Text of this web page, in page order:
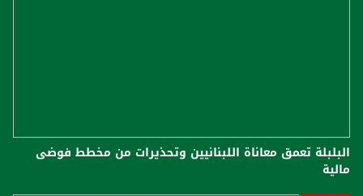
البلبلة تعمق معاناة اللبنانيين وتحذيرات من مخطط فوضى
مالية